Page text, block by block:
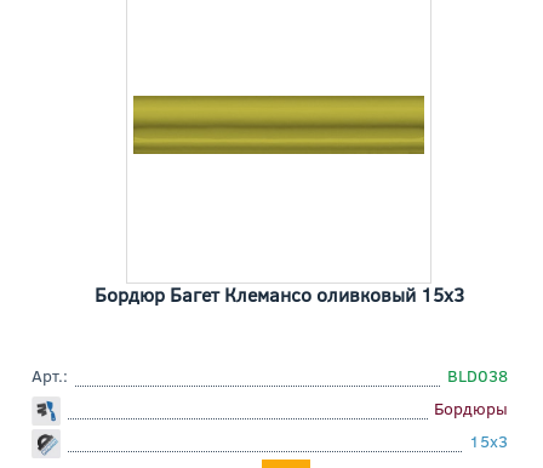
Бордюр Багет Клемансо оливковый 15x3
Арт.:
BLD038
Бордюры
15x3